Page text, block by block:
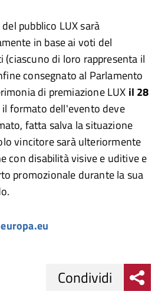
pubblico LUX sarà
in base ai voti del
(ciascuno di loro rappresenta il
consegnato al Parlamento
di premiazione LUX il 28
il formato dell'evento deve
fatta salva la situazione
vincitore sarà ulteriormente
con disabilità visive e uditive e
promozionale durante la sua
Condividi